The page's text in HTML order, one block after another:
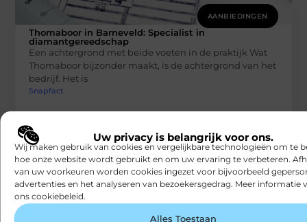
Uw privacy is belangrijk voor ons.
Wij maken gebruik van cookies en vergelijkbare technologieën om te
hoe onze website wordt gebruikt en om uw ervaring te verbeteren.
van uw voorkeuren worden cookies ingezet voor bijvoorbeeld
advertenties en het analyseren van bezoekersgedrag. Meer informatie
ons cookiebeleid.
Alles Toestaan
AANBIEDINGEN
Thomaboor in Barneveld: Specialist in
diamantgereedschap
Een achtergrond met beide voeten in de praktijk Wat
Thomaboor bijzonder maakt, is de achtergrond van het
bedrijf. Het is
Snapfact